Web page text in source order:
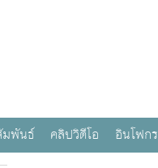
มพันธ์ คลิปวิดีโอ อินโฟก